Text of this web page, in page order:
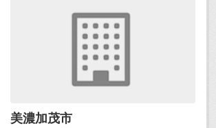
美濃加茂市